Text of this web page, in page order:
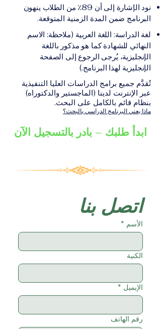
الإلكترونيقد يُطلب تقديم
مستندات إضافية حسب
البرنامج والمؤسسة التعليمية
الأكاديمية المناسبة للبرنامج،
والتي تصدر عن المؤسسة
التعليمية المسؤولة عن تقديم
البرنامج ضمن شبكة VBNN
Smart Education Group.
نود الإشارة إلى أن 89٪ من الطلاب ينهون
البرنامج ضمن المدة الزمنية المتوقعة.
لغة الدراسة: اللغة العربية (ملاحظة: الاسم
النهائي للشهادة كما هو مذكور باللغة
الإنجليزية، يُرجى الرجوع إلى الصفحة
الإنجليزية لهذا البرنامج.)
تُقدَّم جميع برامج الدراسات العليا التنفيذية
عبر الإنترنت لدينا (الماجستير والدكتوراه)
بنظام قائم بالكامل على البحث.
ماذا يعني البرنامج الدراسي بالبحث؟
ابدأ طلبك – بادر بالتسجيل الآن
اتصل بنا
الأسم *
الكنية
الإيميل *
رقم الهاتف